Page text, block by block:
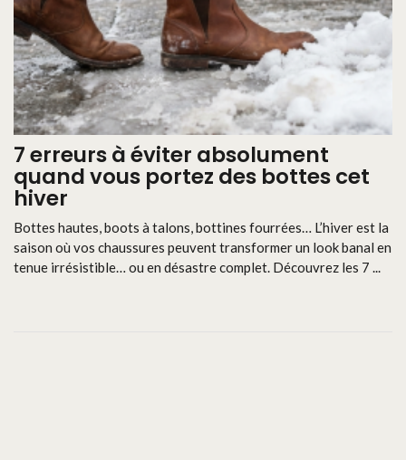
7 erreurs à éviter absolument
quand vous portez des bottes cet
hiver
Bottes hautes, boots à talons, bottines fourrées… L’hiver est la
saison où vos chaussures peuvent transformer un look banal en
tenue irrésistible… ou en désastre complet. Découvrez les 7 ...